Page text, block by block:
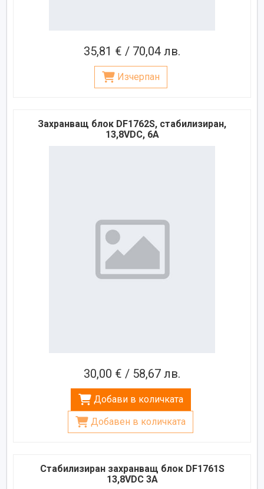
35,81 € / 70,04 лв.
Изчерпан
Захранващ блок DF1762S, стабилизиран,
13,8VDC, 6A
30,00 € / 58,67 лв.
Добави в количката
Добавен в количката
Стабилизиран захранващ блок DF1761S
13,8VDC 3A